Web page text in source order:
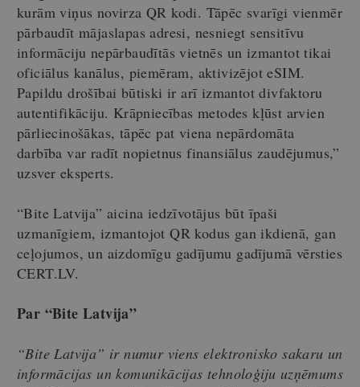
kurām viņus novirza QR kodi. Tāpēc svarīgi vienmēr
pārbaudīt mājaslapas adresi, nesniegt sensitīvu
informāciju nepārbaudītās vietnēs un izmantot tikai
oficiālus kanālus, piemēram, aktivizējot eSIM.
Papildu drošībai būtiski ir arī izmantot divfaktoru
autentifikāciju. Krāpniecības metodes kļūst arvien
pārliecinošākas, tāpēc pat viena nepārdomāta
darbība var radīt nopietnus finansiālus zaudējumus,”
uzsver eksperts.
“Bite Latvija” aicina iedzīvotājus būt īpaši
uzmanīgiem, izmantojot QR kodus gan ikdienā, gan
ceļojumos, un aizdomīgu gadījumu gadījumā vērsties
CERT.LV.
Par “Bite Latvija”
“Bite Latvija” ir numur viens elektronisko sakaru un
informācijas un komunikācijas tehnoloģiju uzņēmums